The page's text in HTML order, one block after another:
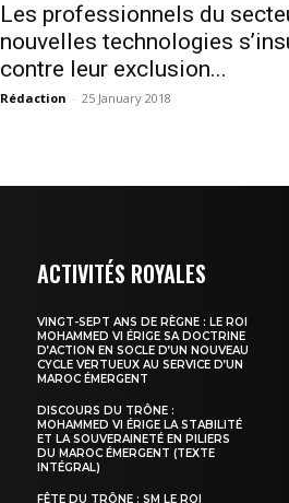
Insight
À propos
Nous contacter
Formules
Les professionnels du
nouvelles technologies
contre leur exclusion...
Rédaction - 25 January 2018
ACTIVITÉS ROYALES
VINGT-SEPT ANS DE RÈGNE : LE ROI
MOHAMMED VI ÉRIGE SA DOCTRINE
D’ACTION EN SOCLE D’UN NOUVEAU
CYCLE VERTUEUX AU SERVICE D’UN
MAROC ÉMERGENT
DISCOURS DU TRÔNE :
MOHAMMED VI ÉRIGE LA STABILITÉ
ET LA SOUVERAINETÉ EN PILIERS
DU MAROC ÉMERGENT (TEXTE
INTÉGRAL)
FÊTE DU TRÔNE : SM LE ROI